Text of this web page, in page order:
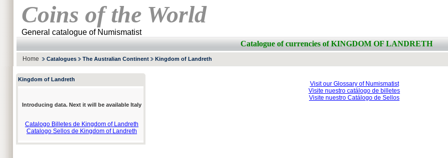
Coins of the World
General catalogue of Numismatist
Catalogue of currencies of KINGDOM OF LANDRETH
Home Catalogues The Australian Continent Kingdom of Landreth
Kingdom of Landreth
Introducing data. Next it will be available Italy
Catalogo Billetes de Kingdom of Landreth
Catalogo Sellos de Kingdom of Landreth
Visit our Glossary of Numismatist
Visite nuestro catálogo de billetes
Visite nuestro Catálogo de Sellos